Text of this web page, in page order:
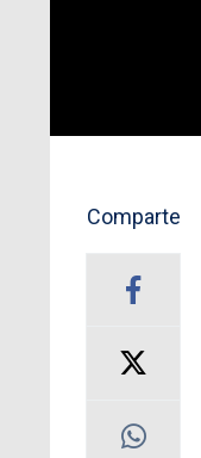
Comparte